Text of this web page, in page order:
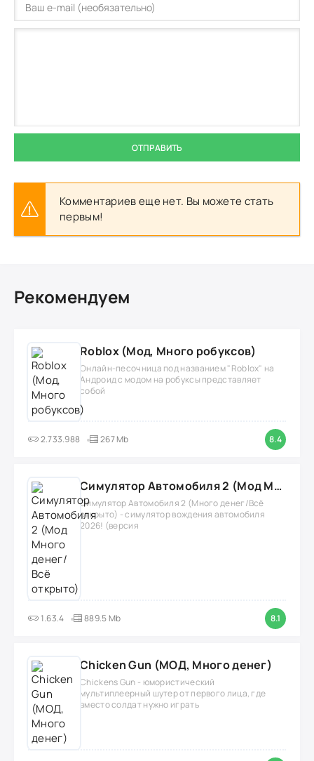
ОТПРАВИТЬ
Комментариев еще нет. Вы можете стать
первым!
Рекомендуем
Roblox (Мод, Много робуксов)
Онлайн-песочница под названием "Roblox" на
Андроид с модом на робуксы представляет
собой
2.733.988 267 Mb 8.4
Симулятор Автомобиля 2 (Мод Много денег/Всё открыто)
Симулятор Автомобиля 2 (Много денег/Всё
открыто) - симулятор вождения автомобиля
2026! (версия
1.63.4 889.5 Mb 8.1
Chicken Gun (МОД, Много денег)
Chickens Gun - юмористический
мультиплеерный шутер от первого лица, где
вместо солдат нужно играть